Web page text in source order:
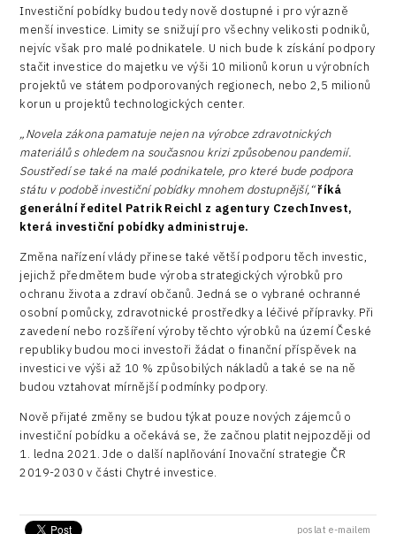
Investiční pobídky budou tedy nově dostupné i pro výrazně
menší investice. Limity se snižují pro všechny velikosti podniků,
nejvíc však pro malé podnikatele. U nich bude k získání podpory
stačit investice do majetku ve výši 10 milionů korun u výrobních
projektů ve státem podporovaných regionech, nebo 2,5 milionů
korun u projektů technologických center.
„Novela zákona pamatuje nejen na výrobce zdravotnických
materiálů s ohledem na současnou krizi způsobenou pandemií.
Soustředí se také na malé podnikatele, pro které bude podpora
státu v podobě investiční pobídky mnohem dostupnější,“říká
generální ředitel Patrik Reichl z agentury CzechInvest,
která investiční pobídky administruje.
Změna nařízení vlády přinese také větší podporu těch investic,
jejichž předmětem bude výroba strategických výrobků pro
ochranu života a zdraví občanů. Jedná se o vybrané ochranné
osobní pomůcky, zdravotnické prostředky a léčivé přípravky. Při
zavedení nebo rozšíření výroby těchto výrobků na území České
republiky budou moci investoři žádat o finanční příspěvek na
investici ve výši až 10 % způsobilých nákladů a také se na ně
budou vztahovat mírnější podmínky podpory.
Nově přijaté změny se budou týkat pouze nových zájemců o
investiční pobídku a očekává se, že začnou platit nejpozději od
1. ledna 2021. Jde o další naplňování Inovační strategie ČR
2019-2030 v části Chytré investice.
poslat e-mailem